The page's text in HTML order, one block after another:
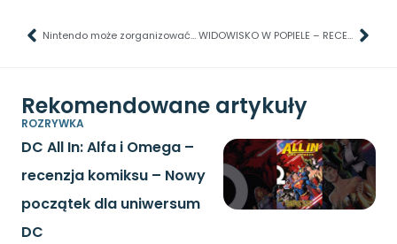
Nintendo może zorganizować duże wydarzenie WIDOWISKO W POPIELE – RECENZJA FILMU AVATAR: OGIEŃ I POPIÓŁ
Rekomendowane artykuły
ROZRYWKA
DC All In: Alfa i Omega –
recenzja komiksu – Nowy
początek dla uniwersum
DC